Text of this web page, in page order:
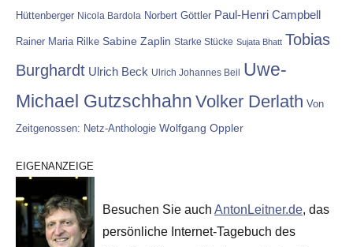
Hüttenberger Nicola Bardola Norbert Göttler Paul-Henri Campbell
Rainer Maria Rilke Sabine Zaplin Starke Stücke Sujata Bhatt Tobias
Burghardt Ulrich Beck Ulrich Johannes Beil
Uwe-
Michael Gutzschhahn Volker Derlath Von
Zeitgenossen: Netz-Anthologie Wolfgang Oppler
EIGENANZEIGE
Besuchen Sie auch AntonLeitner.de, das
persönliche Internet-Tagebuch des